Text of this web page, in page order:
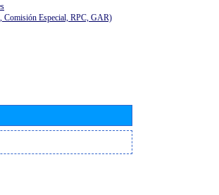
Comisión Especial, RPC, GAR)